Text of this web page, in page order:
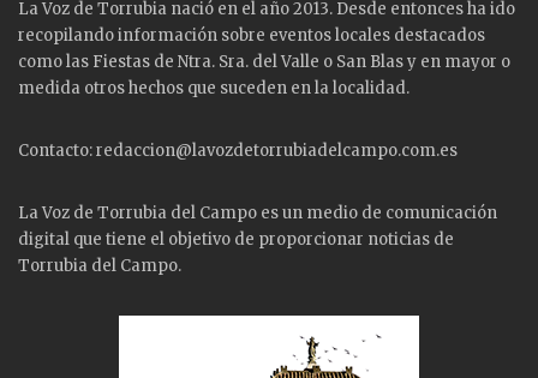
La Voz de Torrubia nació en el año 2013. Desde entonces ha ido
recopilando información sobre eventos locales destacados
como las Fiestas de Ntra. Sra. del Valle o San Blas y en mayor o
medida otros hechos que suceden en la localidad.
Contacto: redaccion@lavozdetorrubiadelcampo.com.es
La Voz de Torrubia del Campo es un medio de comunicación
digital que tiene el objetivo de proporcionar noticias de
Torrubia del Campo.